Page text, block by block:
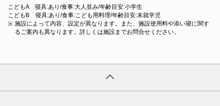
こどもA 寝具:あり/食事:大人並み/年齢目安:小学生
こどもB 寝具:あり/食事:こども用料理/年齢目安:未就学児
施設によって内容、設定が異なります。また、施設使用料や添い寝に関す
るご案内も異なります。詳しくは施設までお問合せください。